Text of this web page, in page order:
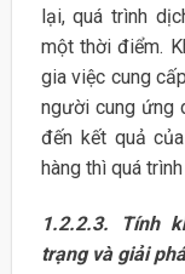
lại, quá trình
một thời điểm.
gia việc cung
người cung ứng
đến kết quả
hàng thì quá
1.2.2.3.
Tính
trạng và giải